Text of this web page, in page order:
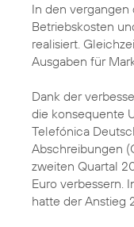
In den
Betriebskosten
realisiert.
Ausgaben für
Dank der
die konsequente
Telefónica
Abschreibungen
zweiten Quartal
Euro verbessern.
hatte der Anstieg